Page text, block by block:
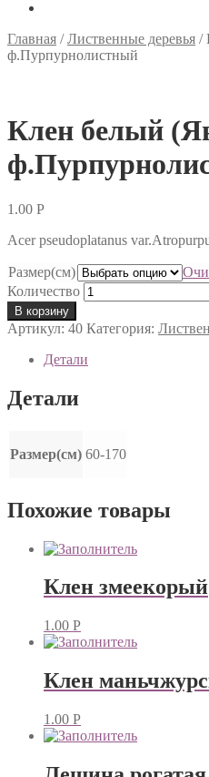
Главная /Лиственные деревья /
ф.Пурпурнолистный
Клен белый
1.00 Р
Acer pseudoplatanus
Размер(см)
Количество
В корзину
Артикул: 40 Категория:
Детали
Детали
Размер(см) 60-170
Похожие товары
Клен змеекорый
1.00 Р
Клен
1.00 Р